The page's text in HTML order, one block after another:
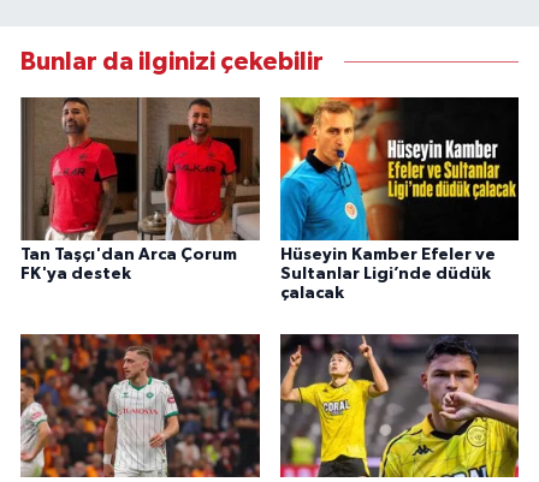
Bunlar da ilginizi çekebilir
Tan Taşçı'dan Arca Çorum
FK'ya destek
Hüseyin Kamber Efeler ve
Sultanlar Ligi’nde düdük
çalacak